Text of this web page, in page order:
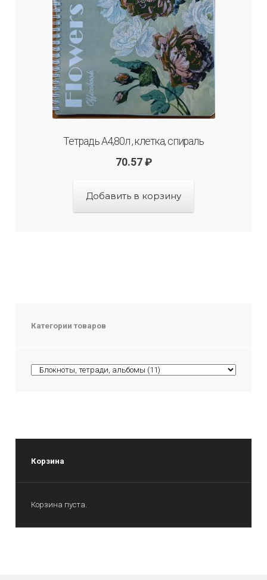
Тетрадь А4,80л , клетка, спираль
70.57 ₽
Добавить в корзину
Категории товаров
Корзина
Корзина пуста.